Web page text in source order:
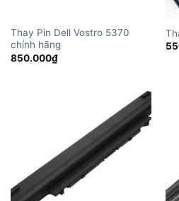
Thay Pin Dell Vostro 5370
chính hãng
850.000₫